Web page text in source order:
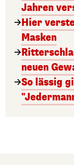
Jahren
Hier
Masken
neuen
So lässig